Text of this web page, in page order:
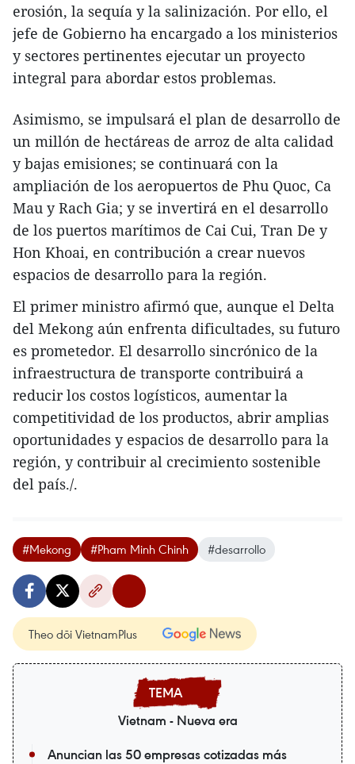
erosión, la sequía y la salinización. Por ello, el
jefe de Gobierno ha encargado a los ministerios
y sectores pertinentes ejecutar un proyecto
integral para abordar estos problemas.
Asimismo, se impulsará el plan de desarrollo de
un millón de hectáreas de arroz de alta calidad
y bajas emisiones; se continuará con la
ampliación de los aeropuertos de Phu Quoc, Ca
Mau y Rach Gia; y se invertirá en el desarrollo
de los puertos marítimos de Cai Cui, Tran De y
Hon Khoai, en contribución a crear nuevos
espacios de desarrollo para la región.
El primer ministro afirmó que, aunque el Delta
del Mekong aún enfrenta dificultades, su futuro
es prometedor. El desarrollo sincrónico de la
infraestructura de transporte contribuirá a
reducir los costos logísticos, aumentar la
competitividad de los productos, abrir amplias
oportunidades y espacios de desarrollo para la
región, y contribuir al crecimiento sostenible
del país./.
#Mekong #Pham Minh Chinh #desarrollo
Theo dõi VietnamPlus
Vietnam - Nueva era
Anuncian las 50 empresas cotizadas más